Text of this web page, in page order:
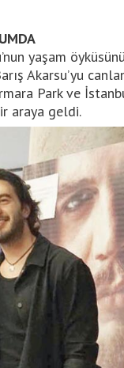
yaşam
Akarsu’yu
Park ve
araya geldi.